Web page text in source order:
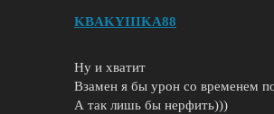
KBAKYIIIKA88
Ну и хватит
Взамен я бы урон со временем
А так лишь бы нерфить)))